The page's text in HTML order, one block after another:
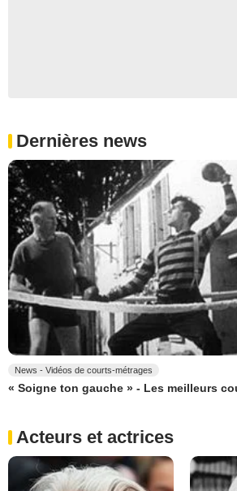
Dernières news
News - Vidéos de courts-métrages
« Soigne ton gauche » - Les meilleurs
Acteurs et actrices